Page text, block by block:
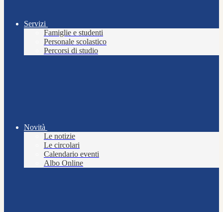
Servizi
Famiglie e studenti
Personale scolastico
Percorsi di studio
Novità
Le notizie
Le circolari
Calendario eventi
Albo Online